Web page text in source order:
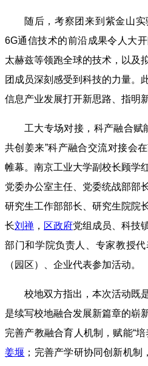
随后，考察团来到紫金山
6G通信技术的前沿成果令人大
太赫兹等领跑全球的技术，以及
团成员深刻感受到科技的力量。
信息产业发展打开新思路、指明
工大专场对接，科产融合赋
共创姜来”科产融合交流对接会
帷幕。南京工业大学副校长顾学
党委办公室主任、党委统战部部
研究生工作部部长、研究生院院
长刘禅 ， 区政府党组成员、科技
部门和学院负责人、专家教授
（园区）、企业代表参加活动。
校地双方指出，本次活动既
是续写校地融合发展新篇章的崭
完善产教融合育人机制，赋能“
姜堰 ；完善产学研协同创新机制